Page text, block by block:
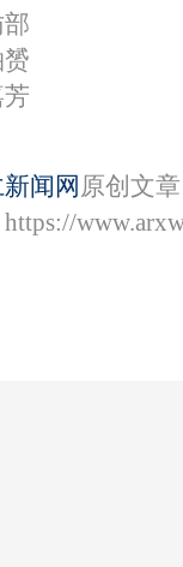
闻网 原创文
https://